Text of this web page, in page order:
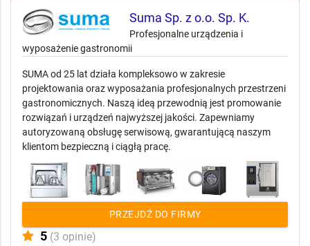
Suma Sp. z o.o. Sp. K.
Profesjonalne urządzenia i
wyposażenie gastronomii
SUMA od 25 lat działa kompleksowo w zakresie
projektowania oraz wyposażania profesjonalnych przestrzeni
gastronomicznych. Naszą ideą przewodnią jest promowanie
rozwiązań i urządzeń najwyższej jakości. Zapewniamy
autoryzowaną obsługę serwisową, gwarantującą naszym
klientom bezpieczną i ciągłą pracę.
PRZEJDŹ DO FIRMY
5 (3 opinie)